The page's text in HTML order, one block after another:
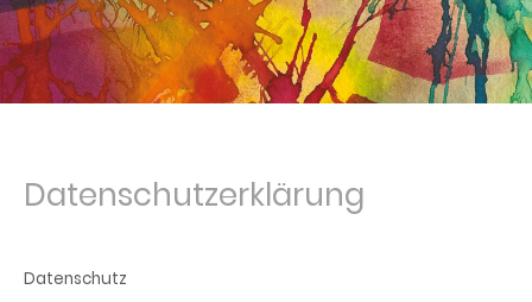
Datenschutzerklärung
Datenschutz